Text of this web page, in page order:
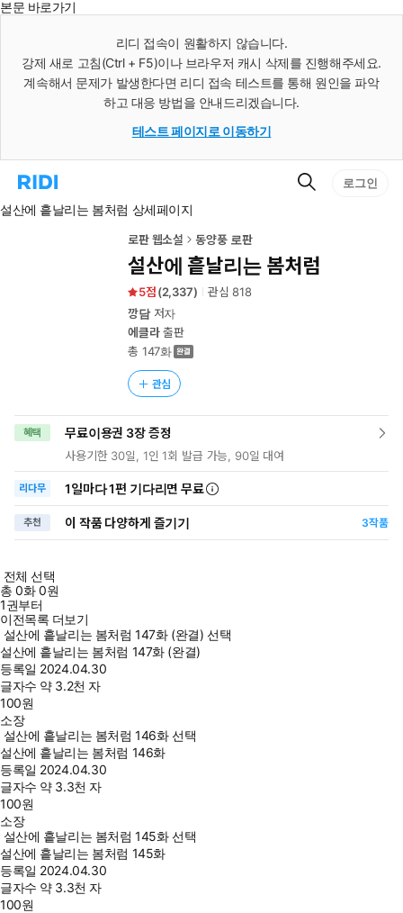
본문 바로가기
리디 접속이 원활하지 않습니다.
강제 새로 고침(Ctrl + F5)이나 브라우저 캐시 삭제를 진행해주세요.
계속해서 문제가 발생한다면 리디 접속 테스트를 통해 원인을 파악
하고 대응 방법을 안내드리겠습니다.
테스트 페이지로 이동하기
리
홈
검
로그인
설산에 흩날리는 봄처럼 상세페이지
로판 웹소설 동양풍 로판
설산에 흩날리는 봄처럼
5 (2,337) 관심818
깡담저자
에클라출판
총 147화
관심
혜택 무료이용권 3장 증정
사용기한 30일, 1인 1회 발급 가능, 90일 대여
리다무 1일마다1편 기다리면 무료
추천 이 작품 다양하게 즐기기 3작품
전체 선택
총0화0원
1권부터
이전목록 더보기
설산에 흩날리는 봄처럼 147화 (완결) 선택
설산에 흩날리는 봄처럼 147화 (완결)
등록일 2024.04.30
글자수 약 3.2천 자
100원
소장
설산에 흩날리는 봄처럼 146화 선택
설산에 흩날리는 봄처럼 146화
등록일 2024.04.30
글자수 약 3.3천 자
100원
소장
설산에 흩날리는 봄처럼 145화 선택
설산에 흩날리는 봄처럼 145화
등록일 2024.04.30
글자수 약 3.3천 자
100원